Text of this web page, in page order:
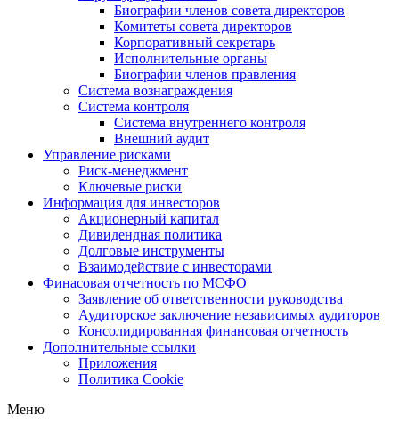
Биографии членов совета директоров
Комитеты совета директоров
Корпоративный секретарь
Исполнительные органы
Биографии членов правления
Система вознаграждения
Система контроля
Система внутреннего контроля
Внешний аудит
Управление рисками
Риск-менеджмент
Ключевые риски
Информация для инвесторов
Акционерный капитал
Дивидендная политика
Долговые инструменты
Взаимодействие с инвеcторами
Финасовая отчетность по МСФО
Заявление об ответственности руководства
Аудиторское заключение независимых аудиторов
Консолидированная финансовая отчетность
Дополнительные ссылки
Приложения
Политика Cookie
Меню